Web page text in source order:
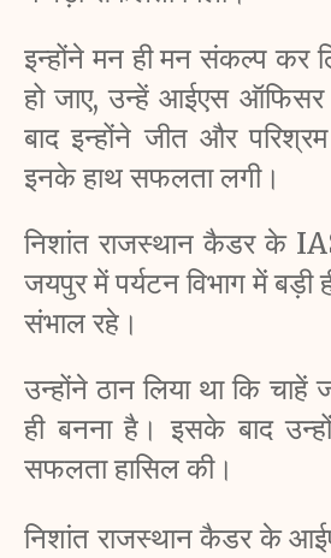
इन्होंने मन ही मन संकल्प कर
हो जाए, उन्हें आईएस
बाद इन्होंने जीत और
इनके हाथ सफलता लगी।
निशांत राजस्थान कैडर के
जयपुर में पर्यटन विभाग में बड़ी
संभाल रहे।
उन्होंने ठान लिया था कि चाहें
ही बनना है। इसके बाद
सफलता हासिल की।
निशांत राजस्थान कैडर के